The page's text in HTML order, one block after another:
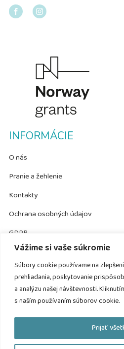
Vážime si vaše súkromie
Súbory cookie používame na
prehliadania, poskytovanie
a analýzu našej návštevnosti.
s naším používaním súborov cookie.
Prijať
INFORMÁCIE
O nás
Pranie a žehlenie
Kontakty
Ochrana osobných údajov
GDPR
KONTAKTY
Wasco
Strojárenská 10
976 36 Valaská
info@wasco.sk